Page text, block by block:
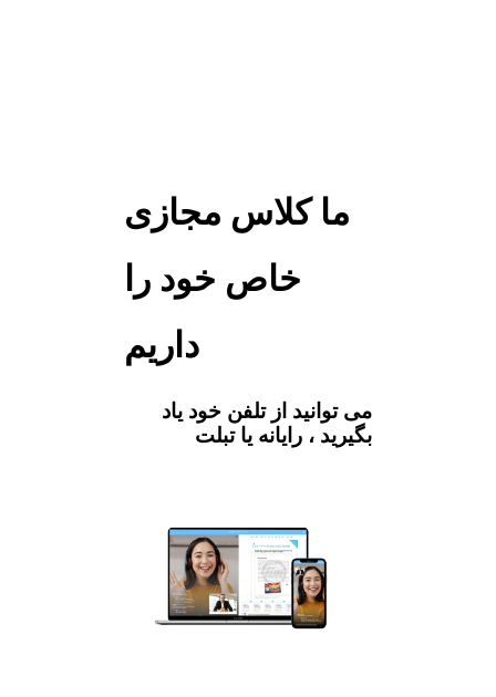
ما کلاس مجازی
خاص خود را
داریم
می توانید از تلفن خود یاد
بگیرید ، رایانه یا تبلت